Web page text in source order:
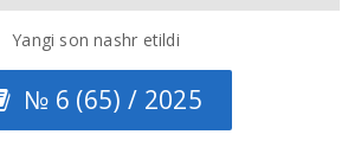
Yangi son nashr etildi
№ 6 (65) / 2025